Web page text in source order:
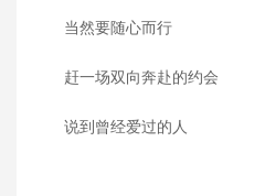
当然要随心而行
赶一场双向奔赴的约会
说到曾经爱过的人